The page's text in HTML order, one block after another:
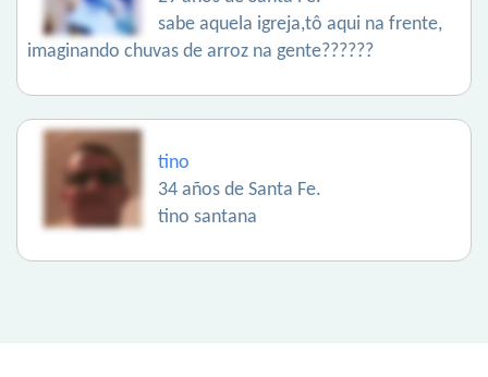
sabe aquela igreja,tô aqui na frente,
imaginando chuvas de arroz na gente??????
tino
34 años de Santa Fe.
tino santana